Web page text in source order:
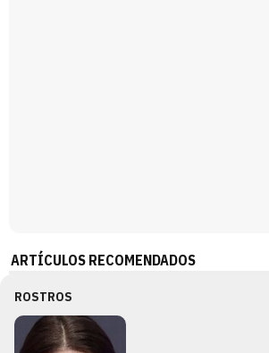
ARTÍCULOS RECOMENDADOS
ROSTROS